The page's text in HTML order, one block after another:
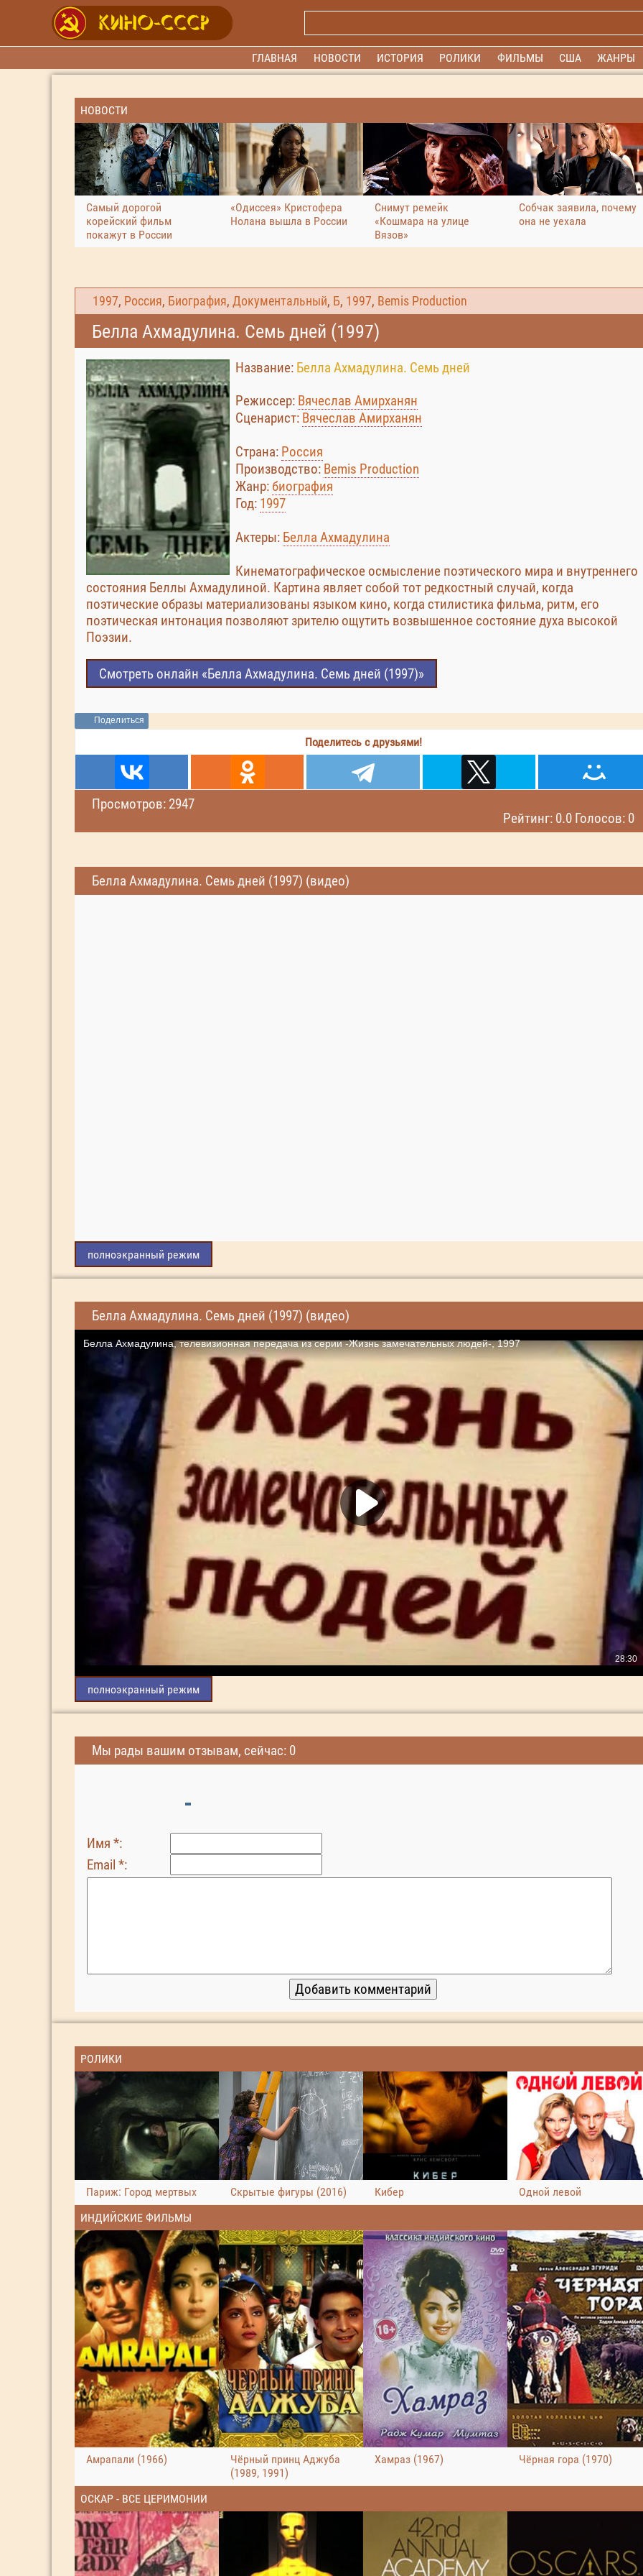
ГЛАВНАЯ НОВОСТИ ИСТОРИЯ РОЛИКИ ФИЛЬМЫ США ЖАНРЫ
НОВОСТИ
Самый дорогой
корейский фильм
покажут в России
«Одиссея» Кристофера
Нолана вышла в России
Снимут ремейк
«Кошмара на улице
Вязов»
Собчак заявила, почему
она не уехала
1997, Россия, Биография, Документальный, Б, 1997, Bemis Production
Белла Ахмадулина. Семь дней (1997)
Название: Белла Ахмадулина. Семь дней
Режиссер: Вячеслав Амирханян
Сценарист: Вячеслав Амирханян
Страна: Россия
Производство: Bemis Production
Жанр: биография
Год: 1997
Актеры: Белла Ахмадулина
Кинематографическое осмысление поэтического мира и внутреннего
состояния Беллы Ахмадулиной. Картина являет собой тот редкостный случай, когда
поэтические образы материализованы языком кино, когда стилистика фильма, ритм, его
поэтическая интонация позволяют зрителю ощутить возвышенное состояние духа высокой
Поэзии.
Смотреть онлайн «Белла Ахмадулина. Семь дней (1997)»
Поделиться
Поделитесь с друзьями!
Просмотров: 2947
Рейтинг: 0.0 Голосов: 0
Белла Ахмадулина. Семь дней (1997) (видео)
полноэкранный режим
Белла Ахмадулина. Семь дней (1997) (видео)
полноэкранный режим
Мы рады вашим отзывам, сейчас: 0
Имя *:
Email *:
РОЛИКИ
Париж: Город мертвых Скрытые фигуры (2016) Кибер
Одной левой
ИНДИЙСКИЕ ФИЛЬМЫ
Амрапали (1966)
Чёрный принц Аджуба
(1989, 1991)
Хамраз (1967) Чёрная гора (1970)
ОСКАР - ВСЕ ЦЕРИМОНИИ